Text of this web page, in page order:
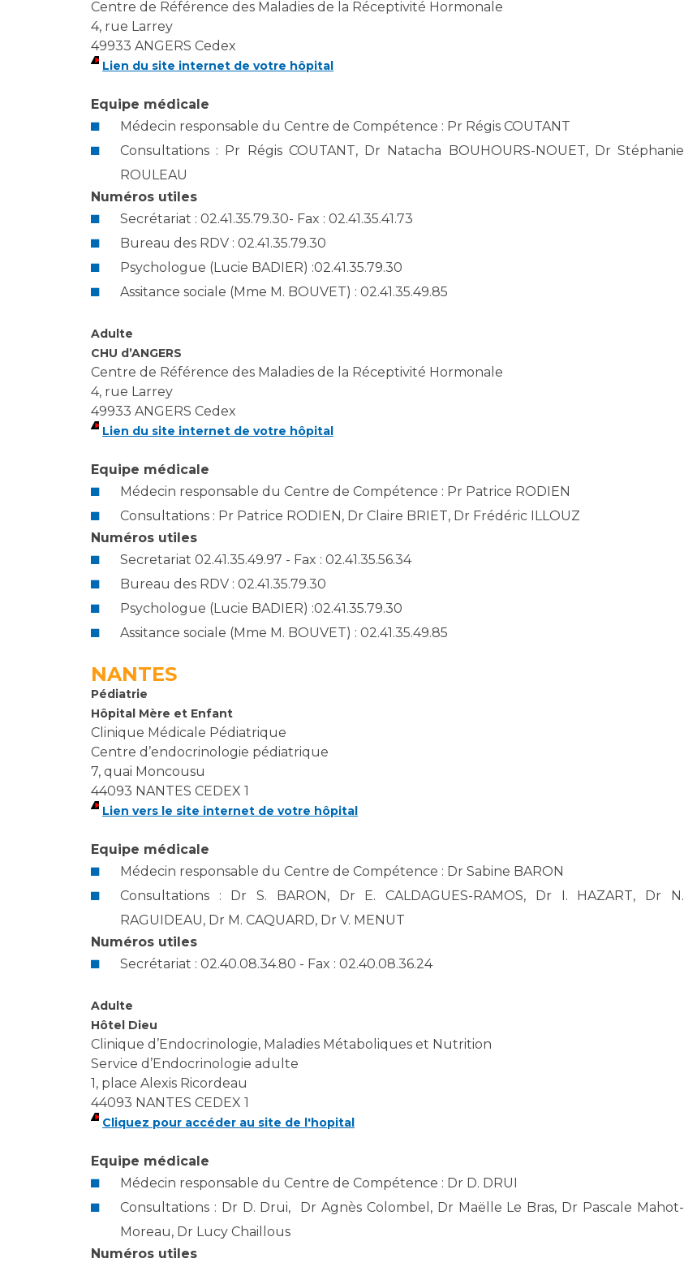
Laïcité et cultes
Les associations
Livret d'accueil
Salon des familles
Transports sanitaires
Vos droits, vos devoirs
Les structures de recherche
Maladies Rares
Centre de Référence des Maladies de la Réceptivité Hormonale
4, rue Larrey
49933 ANGERS Cedex
Lien du site internet de votre hôpital
Equipe médicale
Médecin responsable du Centre de Compétence : Pr Régis COUTANT
Consultations : Pr Régis COUTANT, Dr Natacha BOUHOURS-NOUET, Dr Stéphanie
ROULEAU
Numéros utiles
Secrétariat : 02.41.35.79.30- Fax : 02.41.35.41.73
Bureau des RDV : 02.41.35.79.30
Psychologue (Lucie BADIER) :02.41.35.79.30
Assitance sociale (Mme M. BOUVET) : 02.41.35.49.85
Adulte
CHU d’ANGERS
Centre de Référence des Maladies de la Réceptivité Hormonale
4, rue Larrey
49933 ANGERS Cedex
Lien du site internet de votre hôpital
Equipe médicale
Médecin responsable du Centre de Compétence : Pr Patrice RODIEN
Consultations : Pr Patrice RODIEN, Dr Claire BRIET, Dr Frédéric ILLOUZ
Numéros utiles
Secretariat 02.41.35.49.97 - Fax : 02.41.35.56.34
Bureau des RDV : 02.41.35.79.30
Psychologue (Lucie BADIER) :02.41.35.79.30
Assitance sociale (Mme M. BOUVET) : 02.41.35.49.85
NANTES
Pédiatrie
Hôpital Mère et Enfant
Clinique Médicale Pédiatrique
Centre d’endocrinologie pédiatrique
7, quai Moncousu
44093 NANTES CEDEX 1
Lien vers le site internet de votre hôpital
Equipe médicale
Médecin responsable du Centre de Compétence : Dr Sabine BARON
Consultations : Dr S. BARON, Dr E. CALDAGUES-RAMOS, Dr I. HAZART, Dr N.
RAGUIDEAU, Dr M. CAQUARD, Dr V. MENUT
Numéros utiles
Secrétariat : 02.40.08.34.80 - Fax : 02.40.08.36.24
Adulte
Hôtel Dieu
Clinique d’Endocrinologie, Maladies Métaboliques et Nutrition
Service d’Endocrinologie adulte
1, place Alexis Ricordeau
44093 NANTES CEDEX 1
Cliquez pour accéder au site de l'hopital
Equipe médicale
Médecin responsable du Centre de Compétence : Dr D. DRUI
Consultations : Dr D. Drui, Dr Agnès Colombel, Dr Maëlle Le Bras, Dr Pascale Mahot-
Moreau, Dr Lucy Chaillous
Numéros utiles